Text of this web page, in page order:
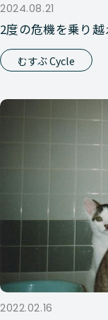
2024.08.21
2度の危機を乗り
むすぶ Cycle
2022.02.16